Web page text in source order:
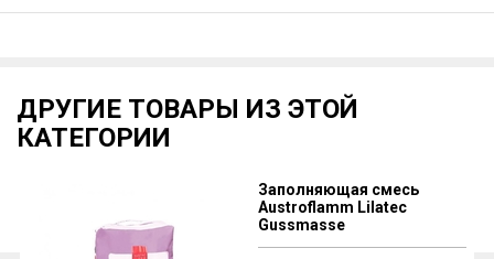
ДРУГИЕ ТОВАРЫ ИЗ ЭТОЙ
КАТЕГОРИИ
Заполняющая смесь
Austroflamm Lilatec
Gussmasse